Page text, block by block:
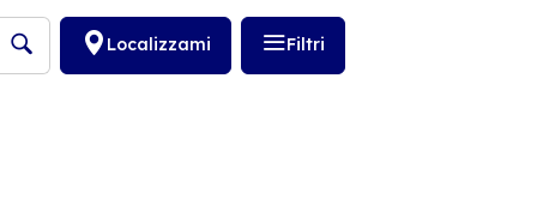
Localizzami Filtri